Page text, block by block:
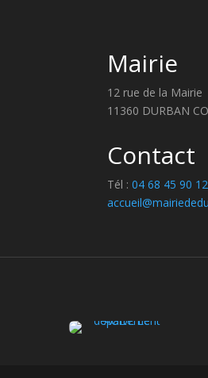
Mairie
12 rue de la Mairie
11360 DURBAN
Contact
Tél : 04 68 45 90 12